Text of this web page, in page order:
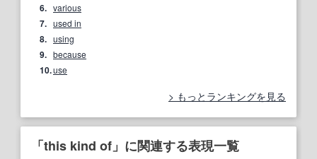
6. various
7. used in
8. using
9. because
10.use
もっとランキングを見る
「this kind of」に関連する表現一覧